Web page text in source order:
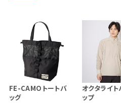
FE-CAMOトートバ
ッグ
オクタライト
ップ